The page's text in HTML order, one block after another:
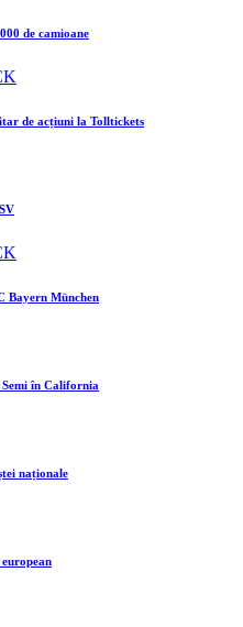
de camioane
de acțiuni la Tolltickets
Bayern München
în California
naționale